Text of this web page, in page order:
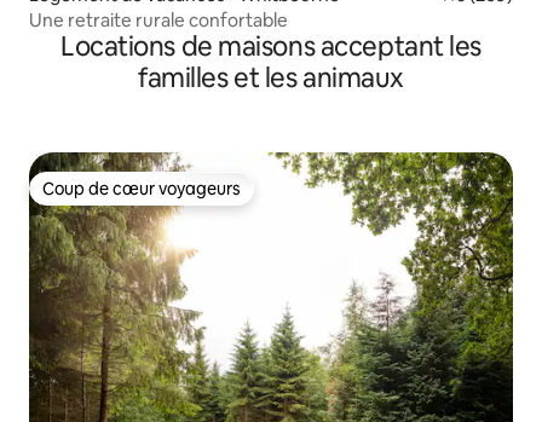
Une retraite rurale confortable
Locations de maisons acceptant les
familles et les animaux
Coup de cœur voyageurs
Coup de cœur voyageurs